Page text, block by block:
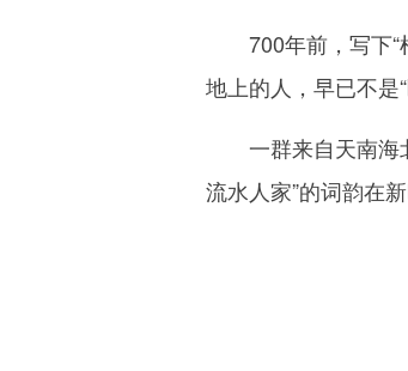
700年前，写下“
地上的人，早已不是“
一群来自天南海北
流水人家”的词韵在